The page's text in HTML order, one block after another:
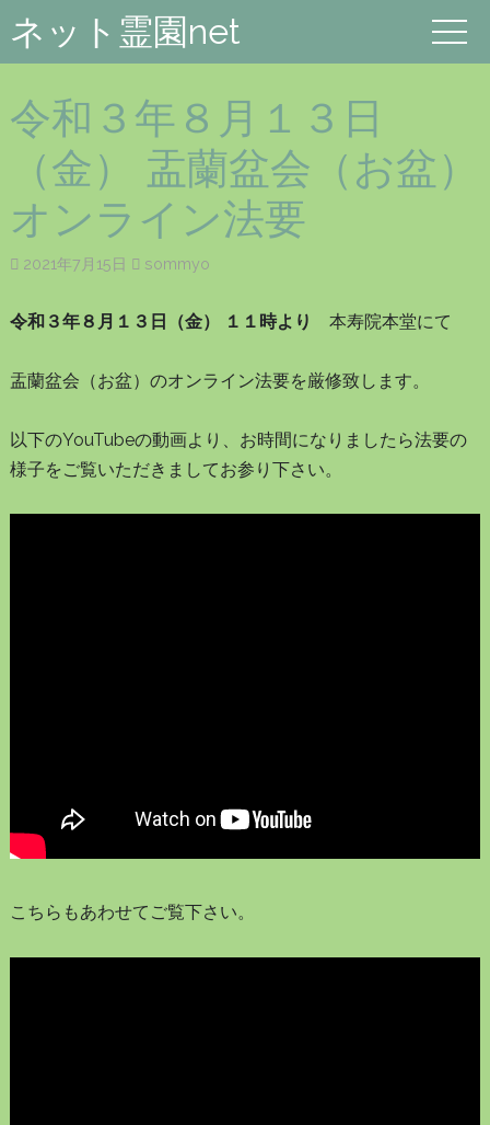
ネット霊園net
令和３年８月１３日
（金） 盂蘭盆会（お盆）
オンライン法要
2021年7月15日 sommyo
令和３年８月１３日（金） １１時より 本寿院本堂にて
盂蘭盆会（お盆）のオンライン法要を厳修致します。
以下のYouTubeの動画より、お時間になりましたら法要の
様子をご覧いただきましてお参り下さい。
こちらもあわせてご覧下さい。